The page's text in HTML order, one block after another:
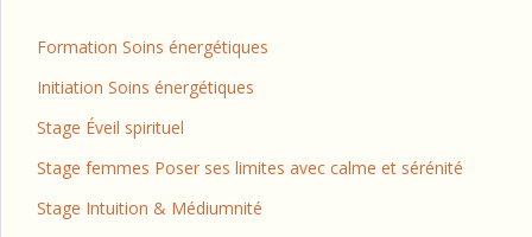
Formation Soins énergétiques
Initiation Soins énergétiques
Stage Éveil spirituel
Stage femmes Poser ses limites avec calme et sérénité
Stage Intuition & Médiumnité